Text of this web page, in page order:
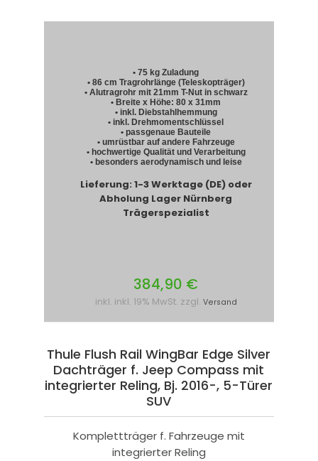
• 75 kg Zuladung
• 86 cm Tragrohrlänge (Teleskopträger)
• Alutragrohr mit 21mm T-Nut in schwarz
• Breite x Höhe: 80 x 31mm
• inkl. Diebstahlhemmung
• inkl. Drehmomentschlüssel
• passgenaue Bauteile
• umrüstbar auf andere Fahrzeuge
• hochwertige Qualität und Verarbeitung
• besonders aerodynamisch und leise
Lieferung: 1-3 Werktage (DE) oder
Abholung Lager Nürnberg
Trägerspezialist
384,90 €
inkl. inkl. 19% MwSt. zzgl. Versand
Thule Flush Rail WingBar Edge Silver
Dachträger f. Jeep Compass mit
integrierter Reling, Bj. 2016-, 5-Türer
SUV
Komplettträger f. Fahrzeuge mit
integrierter Reling